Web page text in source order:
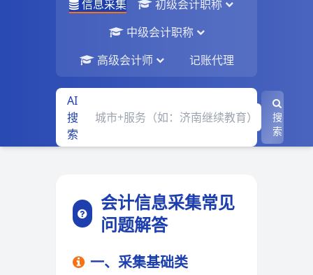
信息采集
初级会计职称
中级会计职称
高级会计师
记账代理
AI
搜
索
搜
索
会计信息采集常见
问题解答
一、采集基础类